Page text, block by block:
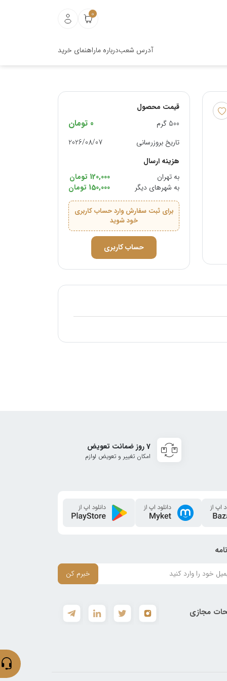
0
آدرس شعبدرباره ماراهنمای خرید
قیمت محصول
500 گرم
0 تومان
تاریخ بروزرسانی
2026/08/07
هزینه ارسال
به تهران
به شهرهای دیگر
120,000 تومان
150,000 تومان
برای ثبت سفارش وارد حساب کاربری
خود شوید
حساب کاربری
7 روز ضمانت تعویض
امکان تغییر و تعویض لوازم
خبرم کن
مجازی